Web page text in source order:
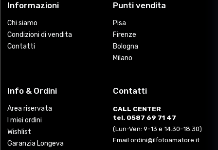
Informazioni
Chi siamo
Condizioni di vendita
Contatti
Punti vendita
Pisa
Firenze
Bologna
Milano
Info & Ordini
Area riservata
I miei ordini
Wishlist
Garanzia Longeva
Contatti
CALL CENTER
tel. 0587 69 71 47
(Lun-Ven: 9-13 e 14.30-18.30)
Email ordini@ilfotoamatore.it